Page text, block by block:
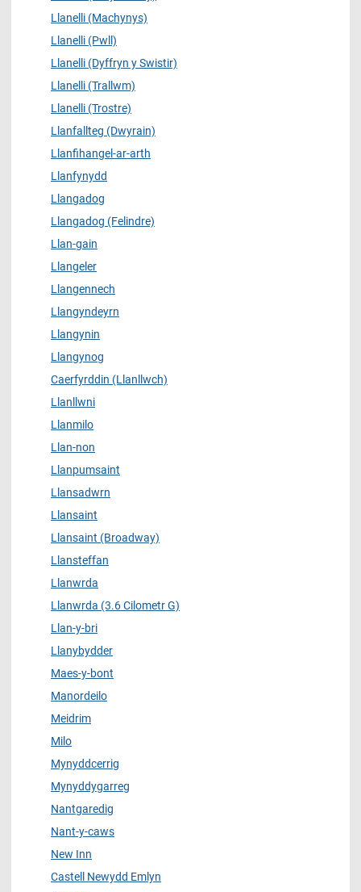
Llanelli (Machynys)
Llanelli (Pwll)
Llanelli (Dyffryn y Swistir)
Llanelli (Trallwm)
Llanelli (Trostre)
Llanfallteg (Dwyrain)
Llanfihangel-ar-arth
Llanfynydd
Llangadog
Llangadog (Felindre)
Llan-gain
Llangeler
Llangennech
Llangyndeyrn
Llangynin
Llangynog
Caerfyrddin (Llanllwch)
Llanllwni
Llanmilo
Llan-non
Llanpumsaint
Llansadwrn
Llansaint
Llansaint (Broadway)
Llansteffan
Llanwrda
Llanwrda (3.6 Cilometr G)
Llan-y-bri
Llanybydder
Maes-y-bont
Manordeilo
Meidrim
Milo
Mynyddcerrig
Mynyddygarreg
Nantgaredig
Nant-y-caws
New Inn
Castell Newydd Emlyn